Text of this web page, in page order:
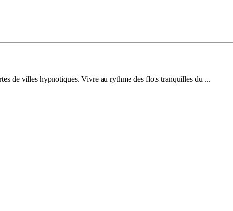
de villes hypnotiques. Vivre au rythme des flots tranquilles du ...